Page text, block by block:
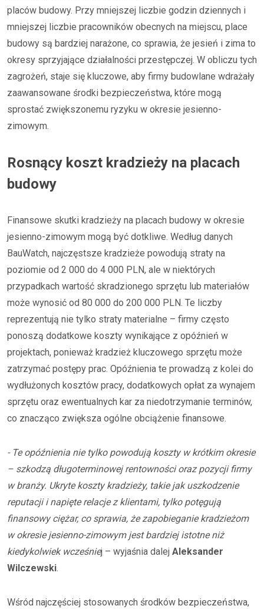
placów budowy. Przy mniejszej liczbie godzin dziennych i
mniejszej liczbie pracowników obecnych na miejscu, place
budowy są bardziej narażone, co sprawia, że jesień i zima to
okresy sprzyjające działalności przestępczej. W obliczu tych
zagrożeń, staje się kluczowe, aby firmy budowlane wdrażały
zaawansowane środki bezpieczeństwa, które mogą
sprostać zwiększonemu ryzyku w okresie jesienno-
zimowym.
Rosnący koszt kradzieży na placach
budowy
Finansowe skutki kradzieży na placach budowy w okresie
jesienno-zimowym mogą być dotkliwe. Według danych
BauWatch, najczęstsze kradzieże powodują straty na
poziomie od 2 000 do 4 000 PLN, ale w niektórych
przypadkach wartość skradzionego sprzętu lub materiałów
może wynosić od 80 000 do 200 000 PLN. Te liczby
reprezentują nie tylko straty materialne – firmy często
ponoszą dodatkowe koszty wynikające z opóźnień w
projektach, ponieważ kradzież kluczowego sprzętu może
zatrzymać postępy prac. Opóźnienia te prowadzą z kolei do
wydłużonych kosztów pracy, dodatkowych opłat za wynajem
sprzętu oraz ewentualnych kar za niedotrzymanie terminów,
co znacząco zwiększa ogólne obciążenie finansowe.
- Te opóźnienia nie tylko powodują koszty w krótkim okresie
– szkodzą długoterminowej rentowności oraz pozycji firmy
w branży. Ukryte koszty kradzieży, takie jak uszkodzenie
reputacji i napięte relacje z klientami, tylko potęgują
finansowy ciężar, co sprawia, że zapobieganie kradzieżom
w okresie jesienno-zimowym jest bardziej istotne niż
kiedykolwiek wcześniej – wyjaśnia dalej Aleksander
Wilczewski. ​
Wśród najczęściej stosowanych środków bezpieczeństwa,